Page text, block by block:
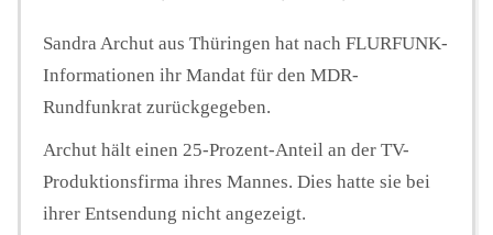
FUNKTURM-Beiträge
Podcast
Sandra Archut aus Thüringen hat nach FLURFUNK-
Informationen ihr Mandat für den MDR-
Rundfunkrat zurückgegeben.
Archut hält einen 25-Prozent-Anteil an der TV-
Produktionsfirma ihres Mannes. Dies hatte sie bei
ihrer Entsendung nicht angezeigt.